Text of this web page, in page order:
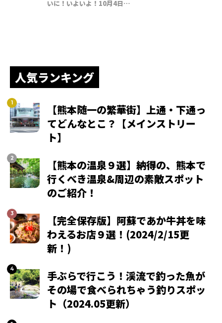
いに！いよいよ！10月4日…
人気ランキング
【熊本随一の繁華街】上通・下通っ
てどんなとこ？【メインストリー
ト】
【熊本の温泉９選】納得の、熊本で
行くべき温泉&周辺の素敵スポット
のご紹介！
【完全保存版】阿蘇であか牛丼を味
わえるお店９選！(2024/2/15更
新！)
手ぶらで行こう！渓流で釣った魚が
その場で食べられちゃう釣りスポッ
ト（2024.05更新）